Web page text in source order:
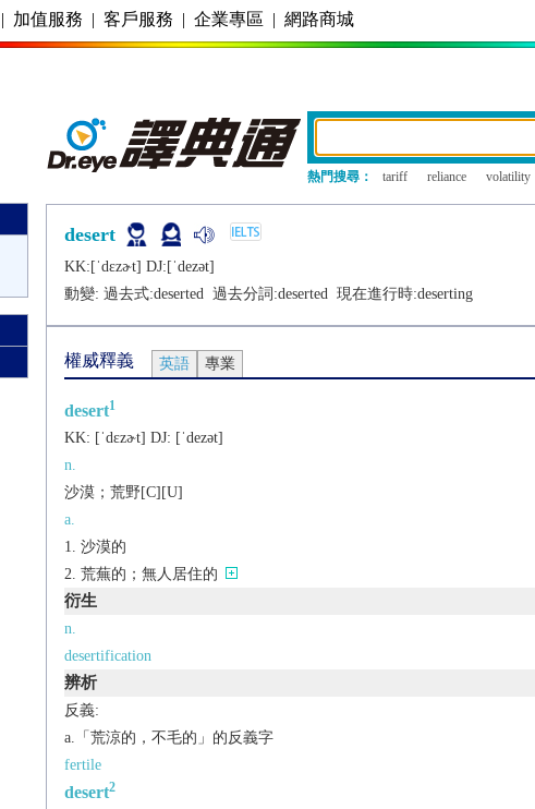
| 加值服務 | 客戶服務 | 企業專區 | 網路商城
熱門搜尋： tariff reliance volatility
desert
KK:[ˈdɛzɚt] DJ:[ˈdеzǝt]
動變: 過去式:deserted 過去分詞:deserted 現在進行時:deserting
權威釋義 英語 專業
desert1
KK: [ˈdɛzɚt] DJ: [ˈdеzǝt]
n.
沙漠；荒野[C][U]
a.
沙漠的
荒蕪的；無人居住的
衍生
n.
desertification
辨析
反義:
a.「荒涼的，不毛的」的反義字
fertile
desert2